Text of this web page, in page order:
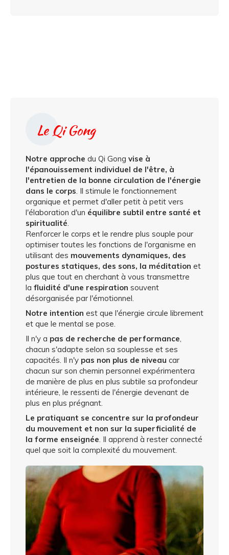
Le Qi Gong
Notre approche du Qi Gong vise à
l'épanouissement individuel de l'être, à
l'entretien de la bonne circulation de l'énergie
dans le corps. Il stimule le fonctionnement
organique et permet d'aller petit à petit vers
l'élaboration d'un équilibre subtil entre santé et
spiritualité.
Renforcer le corps et le rendre plus souple pour
optimiser toutes les fonctions de l'organisme en
utilisant des mouvements dynamiques, des
postures statiques, des sons, la méditation et
plus que tout en cherchant à vous transmettre
la fluidité d'une respiration souvent
désorganisée par l'émotionnel.
Notre intention est que l'énergie circule librement
et que le mental se pose.
Il n'y a pas de recherche de performance,
chacun s'adapte selon sa souplesse et ses
capacités. Il n'y pas non plus de niveau car
chacun sur son chemin personnel expérimentera
de manière de plus en plus subtile sa profondeur
intérieure, le ressenti de l'énergie devenant de
plus en plus prégnant.
Le pratiquant se concentre sur la profondeur
du mouvement et non sur la superficialité de
la forme enseignée. Il apprend à rester connecté
quel que soit la complexité du mouvement.